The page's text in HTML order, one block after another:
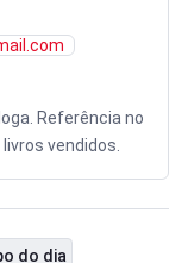
Referência no
vendidos.
do dia